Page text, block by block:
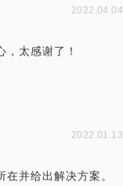
2022.04.04
太感谢了！
2022.01.13
并给出解决方案。